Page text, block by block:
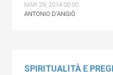
MAR 29, 2014 00:00
ANTONIO D'ANGIÒ
SPIRITUALITÀ E